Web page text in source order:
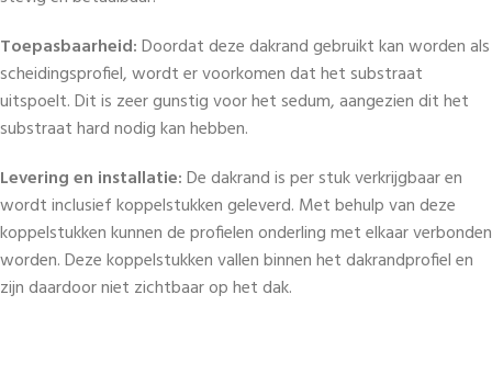
Toepasbaarheid:Doordat deze dakrand gebruikt kan worden als
scheidingsprofiel, wordt er voorkomen dat het substraat
uitspoelt. Dit is zeer gunstig voor het sedum, aangezien dit het
substraat hard nodig kan hebben.
Levering en installatie:De dakrand is per stuk verkrijgbaar en
wordt inclusief koppelstukken geleverd. Met behulp van deze
koppelstukken kunnen de profielen onderling met elkaar verbonden
worden. Deze koppelstukken vallen binnen het dakrandprofiel en
zijn daardoor niet zichtbaar op het dak.